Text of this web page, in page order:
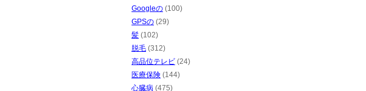
Googleの (100)
GPSの (29)
髪 (102)
脱毛 (312)
高品位テレビ (24)
医療保険 (144)
心臓病 (475)